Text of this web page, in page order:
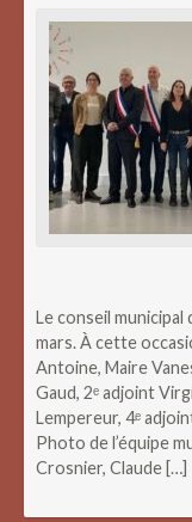
Le conseil municipal
mars. À cette
Antoine, Maire
Gaud, 2ᵉ adjoint
Lempereur, 4ᵉ
Photo de l’équipe
Crosnier, Claude […]